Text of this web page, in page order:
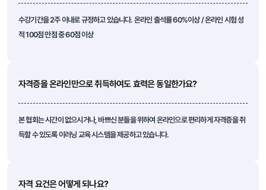
수강기간을 2주 이내로 규정하고 있습니다. 온라인 출석률 60%이상 / 온라인 시험 성
적 100점 만점 중 60점 이상
자격증을 온라인만으로 취득하여도 효력은 동일한가요?
본 협회는 시간이 없으시거나, 바쁘신 분들을 위하여 온라인으로 편리하게 자격증을 취
득할 수 있도록 이러닝 교육 시스템을 제공하고 있습니다.
자격 요건은 어떻게 되나요?